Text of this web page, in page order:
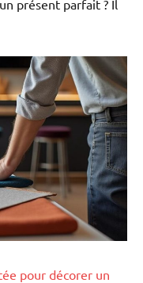
présent parfait ? Il
pour décorer un